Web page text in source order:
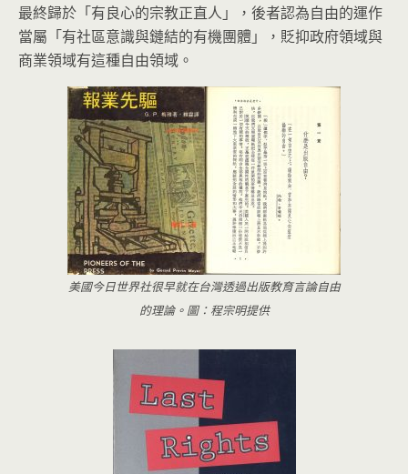
最終歸於「有良心的宗教正直人」，後者認為自由的運作
當屬「有社區意識與鏈結的有機團體」，貶抑政府領域與
商業領域有這種自由領域。
美國今日世界社很早就在台灣透過出版教育言論自由
的理論。圖：程宗明提供